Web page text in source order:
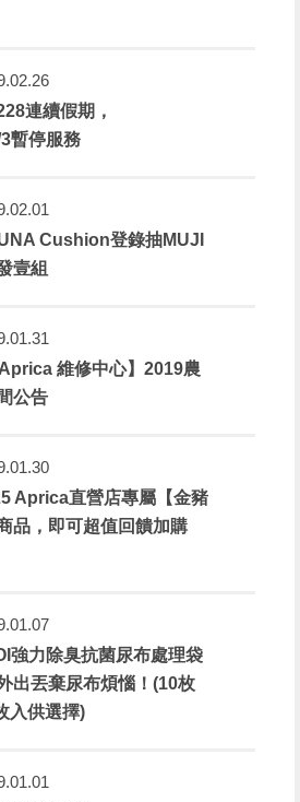
連續假期，
暫停服務
Cushion登錄抽MUJI
壹組
維修中心】2019農
公告
Aprica直營店專屬【金豬
品，即可超值回饋加購
強力除臭抗菌尿布處理袋
出丟棄尿布煩惱！(10枚
入供選擇)